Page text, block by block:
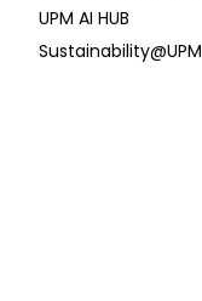
UPM AI HUB
Sustainability@UPM